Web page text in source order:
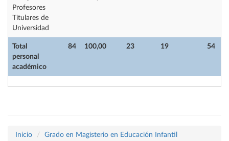
Total
personal
académico
84 100,00 23 19 54
Profesores
Titulares de
Universidad
Inicio
Grado en Magisterio en Educación Infantil